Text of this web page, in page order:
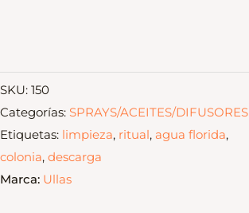
SKU: 150
Categorías: SPRAYS/ACEITES/DIFUSORES
Etiquetas: limpieza, ritual, agua florida,
colonia, descarga
Marca: Ullas